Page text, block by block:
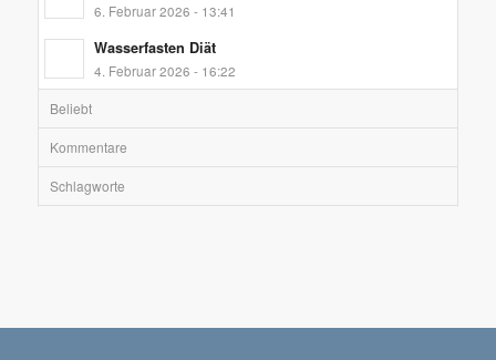
6. Februar 2026 - 13:41
Wasserfasten Diät
4. Februar 2026 - 16:22
Beliebt
Kommentare
Schlagworte